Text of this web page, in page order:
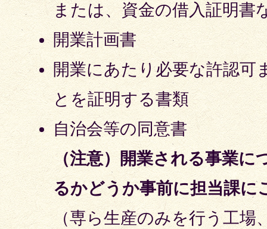
または、資金の借入証明書
開業計画書
開業にあたり必要な許認可
とを証明する書類
自治会等の同意書
（注意）開業される事業に
るかどうか事前に担当課に
（専ら生産のみを行う工